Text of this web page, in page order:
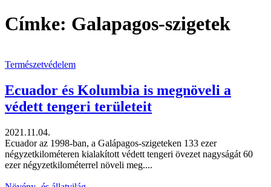
Címke: Galapagos-szigetek
Természetvédelem
Ecuador és Kolumbia is megnöveli a
védett tengeri területeit
2021.11.04.
Ecuador az 1998-ban, a Galápagos-szigeteken 133 ezer
négyzetkilométeren kialakított védett tengeri övezet nagyságát 60
ezer négyzetkilométerrel növeli meg....